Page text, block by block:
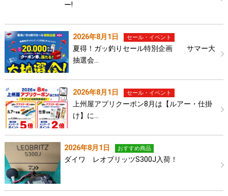
ー!
2026年8月1日 セール・イベント
夏得！ガッ釣りセール特別企画 サマー大
抽選会…
2026年8月1日 セール・イベント
上州屋アプリクーポン8月は【ルアー・仕掛
け】に…
2026年8月1日 おすすめ商品
ダイワ レオブリッツS300J入荷！